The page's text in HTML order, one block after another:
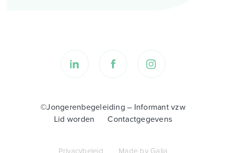
©Jongerenbegeleiding – Informant vzw
Lid worden
Contactgegevens